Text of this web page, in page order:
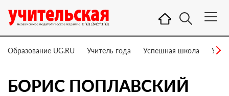
Образование UG.RU Учитель года Успешная школа
БОРИС ПОПЛАВСКИЙ